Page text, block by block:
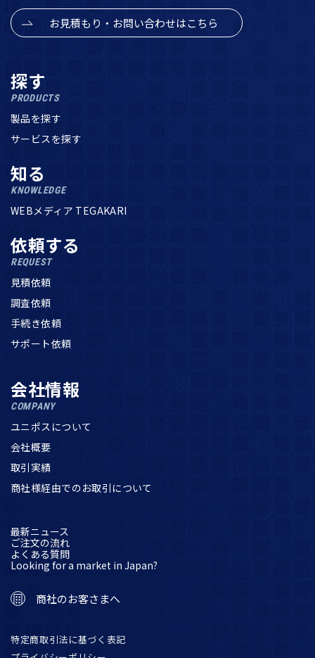
お見積もり・お問い合わせはこちら
探す
PRODUCTS
製品を探す
サービスを探す
知る
KNOWLEDGE
WEBメディア TEGAKARI
依頼する
REQUEST
見積依頼
調査依頼
手続き依頼
サポート依頼
会社情報
COMPANY
ユニポスについて
会社概要
取引実績
商社様経由でのお取引について
最新ニュース
ご注文の流れ
よくある質問
Looking for a market in Japan?
商社のお客さまへ
特定商取引法に基づく表記